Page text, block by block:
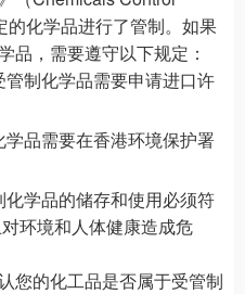
的化学品进行了管制。如果
品，需要遵守以下规定：
管制化学品需要申请进口许
学品需要在香港环境保护署
化学品的储存和使用必须符
环境和人体健康造成危
您的化工品是否属于受管制